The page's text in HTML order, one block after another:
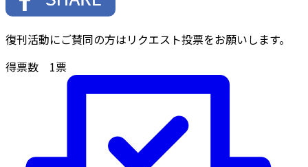
復刊活動にご賛同の方はリクエスト投票をお願いします。
得票数 1票